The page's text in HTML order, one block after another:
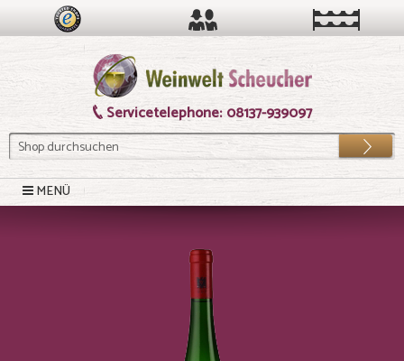
Servicetelephone: 08137-939097
Los
MENÜ